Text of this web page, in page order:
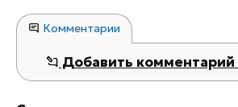
Комментарии
Добавить комментарий